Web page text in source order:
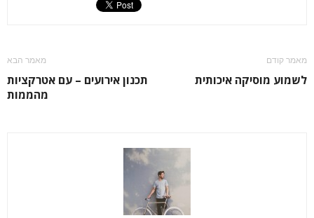
מאמר קודם
לשמוע מוסיקה איכותית
מאמר הבא
תכנון אירועים – עם אטרקציות
מהממות